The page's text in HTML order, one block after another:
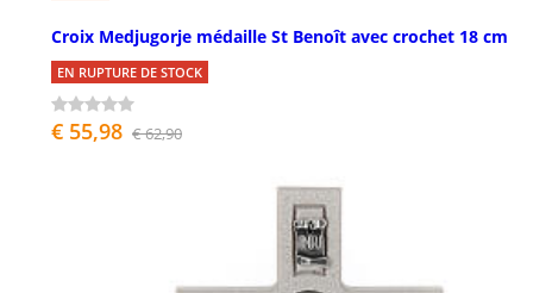
Croix Medjugorje médaille St Benoît avec crochet 18 cm
EN RUPTURE DE STOCK
€ 55,98 € 62,90